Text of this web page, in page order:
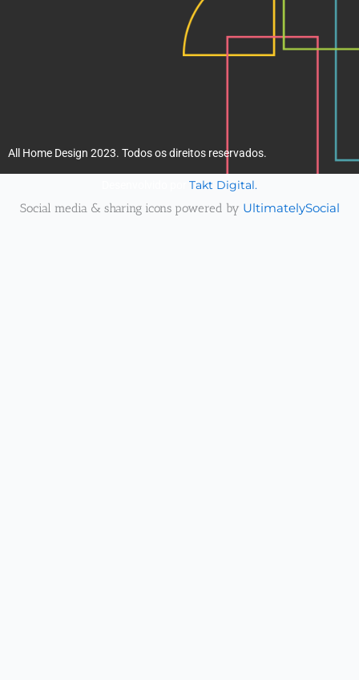
All Home Design 2023. Todos os direitos reservados.
Takt Digital.
Social media & sharing icons powered by UltimatelySocial